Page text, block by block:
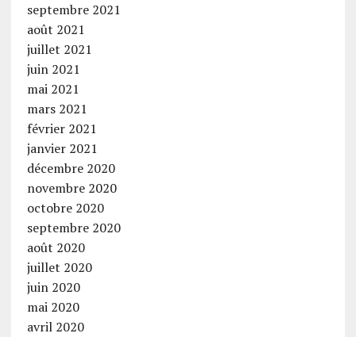
septembre 2021
août 2021
juillet 2021
juin 2021
mai 2021
mars 2021
février 2021
janvier 2021
décembre 2020
novembre 2020
octobre 2020
septembre 2020
août 2020
juillet 2020
juin 2020
mai 2020
avril 2020